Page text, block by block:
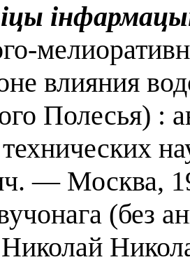
влияния
Полесья) :
технических
— Москва,
(без